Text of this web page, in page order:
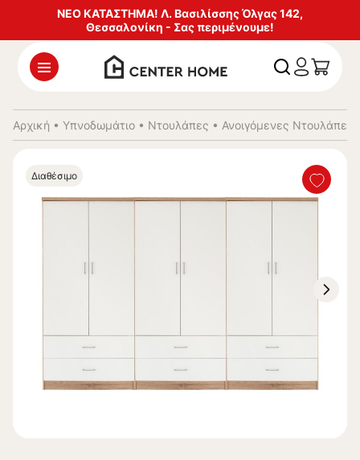
ΝΕΟ ΚΑΤΑΣΤΗΜΑ! Λ. Βασιλίσσης Όλγας 142,
Θεσσαλονίκη - Σας περιμένουμε!
Αρχική • Υπνοδωμάτιο • Ντουλάπες • Ανοιγόμενες Ντουλάπες
Διαθέσιμο